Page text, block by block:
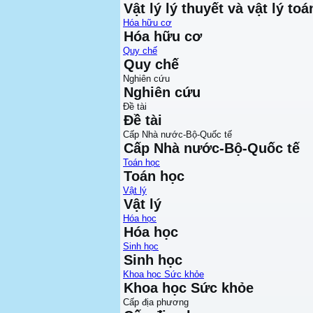
Vật lý lý thuyết và vật lý
Hóa hữu cơ
Hóa hữu cơ
Quy chế
Quy chế
Nghiên cứu
Nghiên cứu
Đề tài
Đề tài
Cấp Nhà nước-Bộ-Quốc tế
Cấp Nhà nước-Bộ-Quốc tế
Toán học
Toán học
Vật lý
Vật lý
Hóa học
Hóa học
Sinh học
Sinh học
Khoa học Sức khỏe
Khoa học Sức khỏe
Cấp địa phương